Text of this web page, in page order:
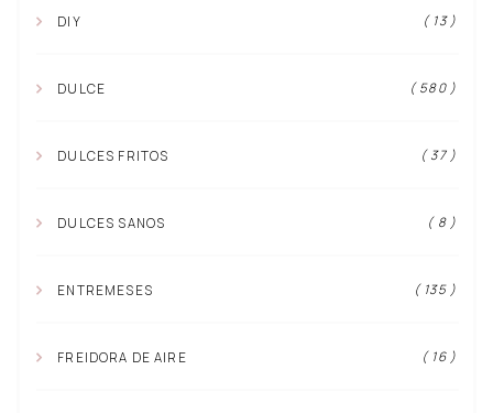
DIY ( 13 )
DULCE ( 580 )
DULCES FRITOS ( 37 )
DULCES SANOS ( 8 )
ENTREMESES ( 135 )
FREIDORA DE AIRE ( 16 )